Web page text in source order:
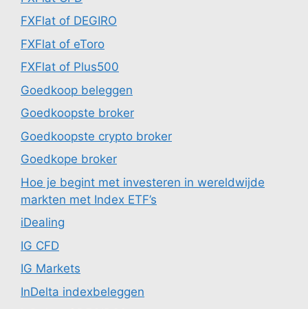
FXFlat of DEGIRO
FXFlat of eToro
FXFlat of Plus500
Goedkoop beleggen
Goedkoopste broker
Goedkoopste crypto broker
Goedkope broker
Hoe je begint met investeren in wereldwijde
markten met Index ETF’s
iDealing
IG CFD
IG Markets
InDelta indexbeleggen